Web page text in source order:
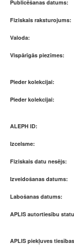
Publicēšanas datums:
Fiziskais raksturojums:
Valoda:
Vispārīgās piezīmes:
Pieder kolekcijai:
Pieder kolekcijai:
ALEPH ID:
Izcelsme:
Fiziskais datu nesējs:
Izveidošanas datums:
Labošanas datums:
APLIS autortiesību
APLIS piekļuves